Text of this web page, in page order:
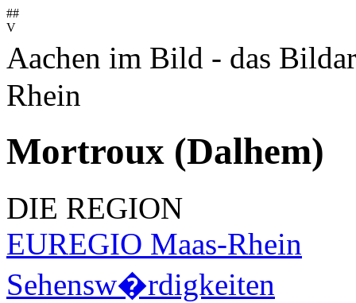
##
V
Aachen im Bild - das
Rhein
Mortroux (Dalhem)
DIE REGION
EUREGIO Maas-Rhein
Sehensw�rdigkeiten